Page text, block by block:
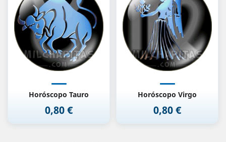
Horóscopo Tauro
Precio
0,80 €
Horóscopo Virgo
Precio
0,80 €